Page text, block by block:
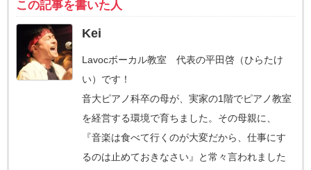
この記事を書いた人
Kei
Lavocボーカル教室 代表の平田啓（ひらたけ
い）です！
音大ピアノ科卒の母が、実家の1階でピアノ教室
を経営する環境で育ちました。その母親に、
『音楽は食べて行くのが大変だから、仕事にす
るのは止めておきなさい』と常々言われました